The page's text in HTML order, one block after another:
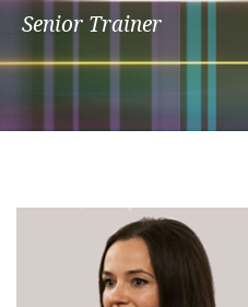
Senior Trainer